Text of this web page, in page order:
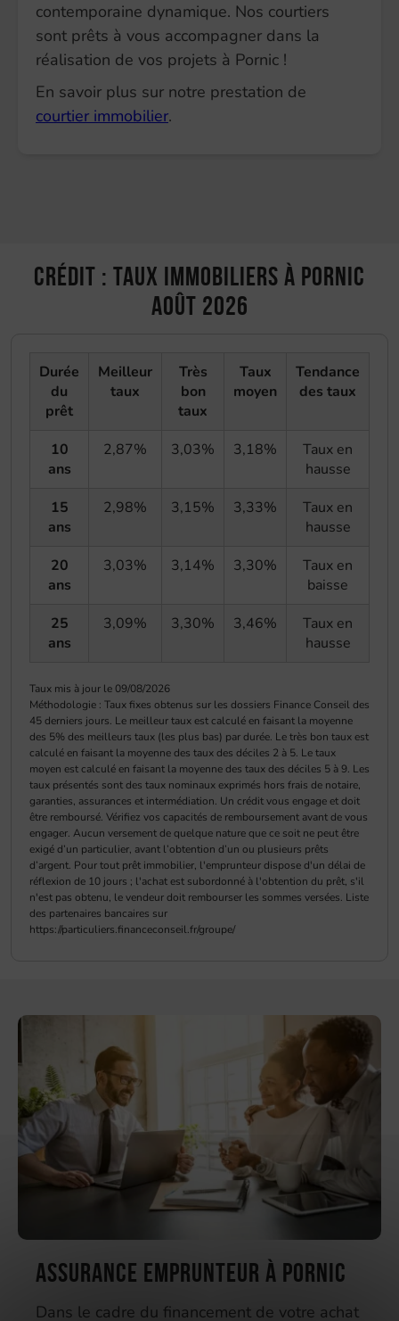
contemporaine dynamique. Nos courtiers
sont prêts à vous accompagner dans la
réalisation de vos projets à Pornic !
En savoir plus sur notre prestation de
courtier immobilier.
Crédit : taux immobiliers à Pornic
août 2026
Durée
du
prêt
Meilleur
taux
Très
bon
taux
Taux
moyen
Tendance
des taux
10
ans
2,87% 3,03% 3,18%
Taux en
hausse
15
ans
2,98% 3,15% 3,33%
Taux en
hausse
20
ans
3,03% 3,14% 3,30%
Taux en
baisse
25
ans
3,09% 3,30% 3,46%
Taux en
hausse
Taux mis à jour le 09/08/2026
Méthodologie
Assurance emprunteur à Pornic
Dans le cadre du financement de votre achat